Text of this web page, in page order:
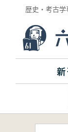
歴史・考古